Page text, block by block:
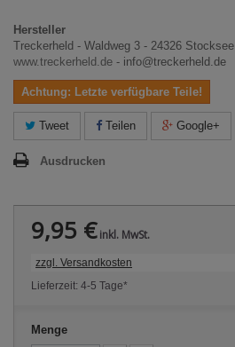
Hersteller
Treckerheld - Waldweg 3 - 24326 Stocksee
www.treckerheld.de - info@treckerheld.de
Achtung: Letzte verfügbare Teile!
Tweet Teilen Google+
Ausdrucken
9,95 €inkl. MwSt.
zzgl. Versandkosten
Lieferzeit: 4-5 Tage*
Menge